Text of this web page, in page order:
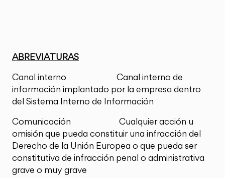
ABREVIATURAS
Canal interno Canal interno de
información implantado por la empresa dentro
del Sistema Interno de Información
Comunicación Cualquier acción u
omisión que pueda constituir una infracción del
Derecho de la Unión Europea o que pueda ser
constitutiva de infracción penal o administrativa
grave o muy grave